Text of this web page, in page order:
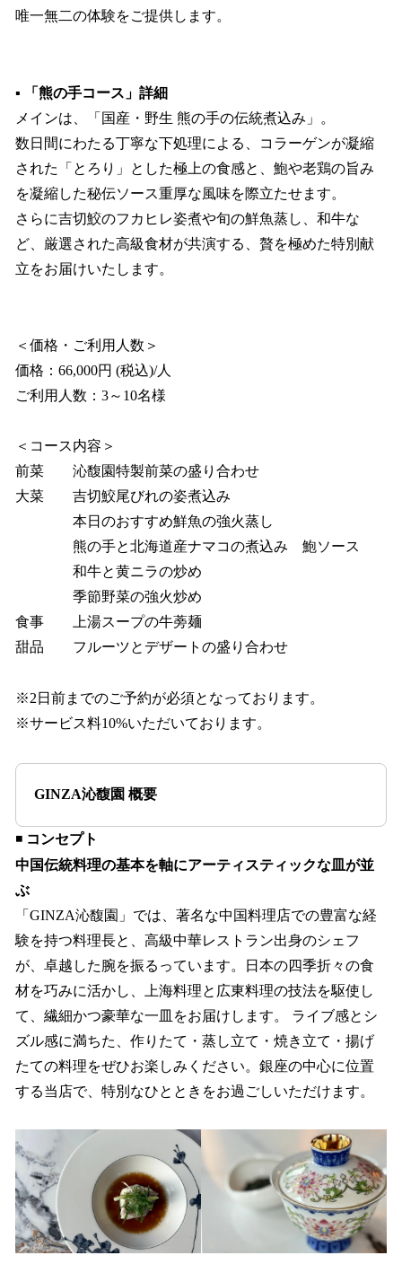
唯一無二の体験をご提供します。
▪️ 「熊の手コース」詳細
メインは、「国産・野生 熊の手の伝統煮込み」。
数日間にわたる丁寧な下処理による、コラーゲンが凝縮
された「とろり」とした極上の食感と、鮑や老鶏の旨み
を凝縮した秘伝ソース重厚な風味を際立たせます。
さらに吉切鮫のフカヒレ姿煮や旬の鮮魚蒸し、和牛な
ど、厳選された高級食材が共演する、贅を極めた特別献
立をお届けいたします。
＜価格・ご利用人数＞
価格：66,000円 (税込)/人
ご利用人数：3～10名様
＜コース内容＞
前菜 沁馥園特製前菜の盛り合わせ
大菜 吉切鮫尾びれの姿煮込み
本日のおすすめ鮮魚の強火蒸し
熊の手と北海道産ナマコの煮込み 鮑ソース
和牛と黄ニラの炒め
季節野菜の強火炒め
食事 上湯スープの牛蒡麺
甜品 フルーツとデザートの盛り合わせ
※2日前までのご予約が必須となっております。
※サービス料10%いただいております。
GINZA沁馥園 概要
◾️ コンセプト
中国伝統料理の基本を軸にアーティスティックな皿が並
ぶ
「GINZA沁馥園」では、著名な中国料理店での豊富な経
験を持つ料理長と、高級中華レストラン出身のシェフ
が、卓越した腕を振るっています。日本の四季折々の食
材を巧みに活かし、上海料理と広東料理の技法を駆使し
て、繊細かつ豪華な一皿をお届けします。 ライブ感とシ
ズル感に満ちた、作りたて・蒸し立て・焼き立て・揚げ
たての料理をぜひお楽しみください。銀座の中心に位置
する当店で、特別なひとときをお過ごしいただけます。